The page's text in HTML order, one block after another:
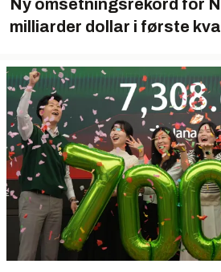
Ny omsetningsrekord for
milliarder dollar i første